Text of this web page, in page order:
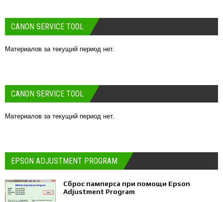
CANON SERVICE TOOL
Материалов за текущий период нет.
CANON SERVICE TOOL
Материалов за текущий период нет.
EPSON ADJUSTMENT PROGRAM
Сброс памперса при помощи Epson
Adjustment Program